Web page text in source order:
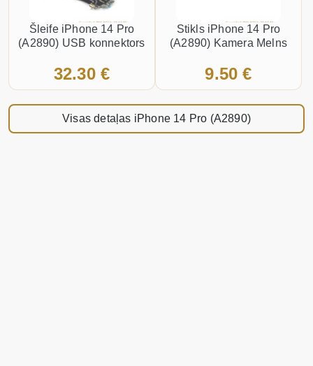
Šleife iPhone 14 Pro
(A2890) USB konnektors
32.30 €
Stikls iPhone 14 Pro
(A2890) Kamera Melns
9.50 €
Visas detaļas iPhone 14 Pro (A2890)